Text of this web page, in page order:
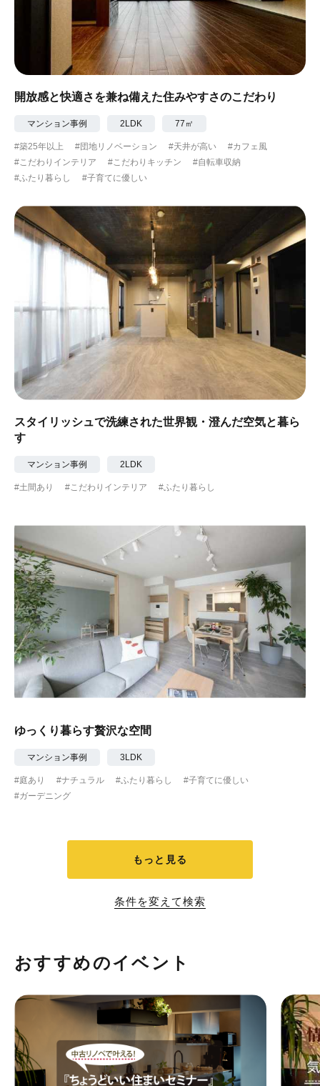
開放感と快適さを兼ね備えた住みやすさのこだわり
マンション事例 2LDK 77㎡
#築25年以上 #団地リノベーション #天井が高い
#カフェ風
#こだわりインテリア
#こだわりキッチン
#自転車収納
#ふたり暮らし
#子育てに優しい
スタイリッシュで洗練された世界観・澄んだ空気と暮ら
す
マンション事例 2LDK
#土間あり #こだわりインテリア #ふたり暮らし
ゆっくり暮らす贅沢な空間
マンション事例 3LDK
#庭あり #ナチュラル #ふたり暮らし
#子育てに優しい
#ガーデニング
もっと見る
条件を変えて検索
おすすめのイベント